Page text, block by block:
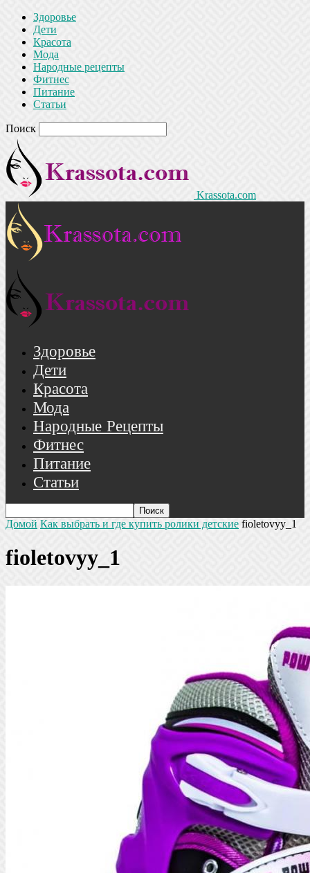
Здоровье
Дети
Красота
Мода
Народные рецепты
Фитнес
Питание
Статьи
Поиск
Krassota.com
Здоровье
Дети
Красота
Мода
Народные Рецепты
Фитнес
Питание
Статьи
Домой Как выбрать и где купить ролики детские fioletovyy_1
fioletovyy_1